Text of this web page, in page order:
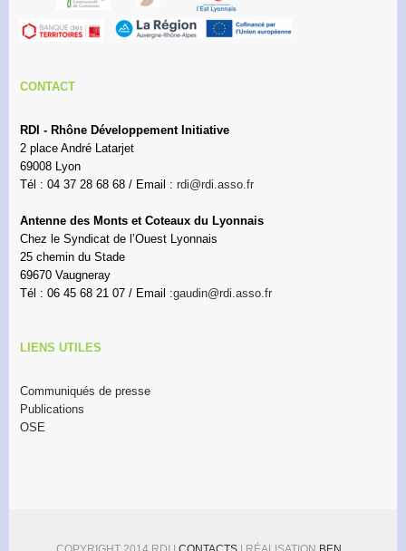
CONTACT
RDI - Rhône Développement Initiative
2 place André Latarjet
69008 Lyon
Tél : 04 37 28 68 68 / Email : rdi@rdi.asso.fr
Antenne des Monts et Coteaux du Lyonnais
Chez le Syndicat de l’Ouest Lyonnais
25 chemin du Stade
69670 Vaugneray
Tél : 06 45 68 21 07 / Email :gaudin@rdi.asso.fr
LIENS UTILES
Communiqués de presse
Publications
OSE